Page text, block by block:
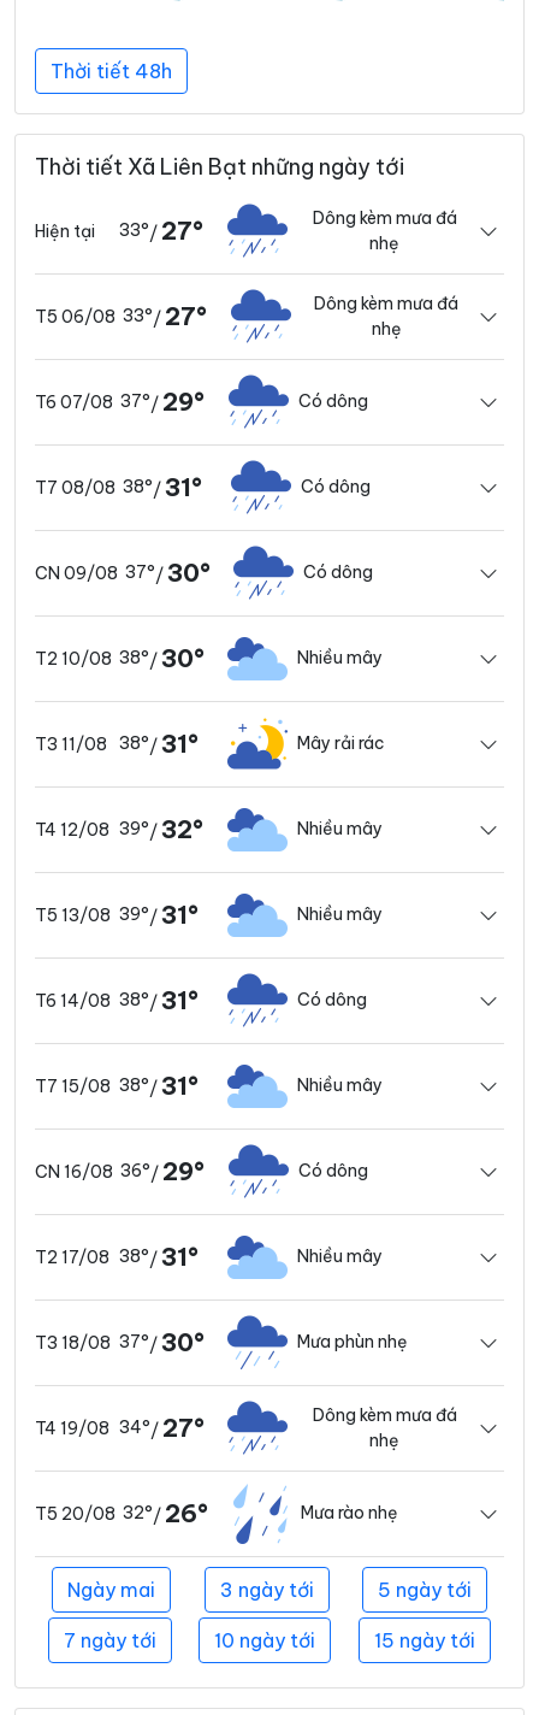
Thời tiết 48h
Thời tiết Xã Liên Bạt những ngày tới
Hiện tại 33°/ 27°
Dông kèm mưa đá
nhẹ
T5 06/08 33°/ 27°
Dông kèm mưa đá
nhẹ
T6 07/08 37°/ 29° Có dông
T7 08/08 38°/31° Có dông
CN 09/08 37°/30° Có dông
T2 10/08 38°/30° Nhiều mây
T3 11/08 38°/31° Mây rải rác
T4 12/08 39°/32° Nhiều mây
T5 13/08 39°/31° Nhiều mây
T6 14/08 38°/31° Có dông
T7 15/08 38°/31° Nhiều mây
CN 16/08 36°/ 29° Có dông
T2 17/08 38°/31° Nhiều mây
T3 18/08 37°/30° Mưa phùn nhẹ
T4 19/08 34°/ 27°
Dông kèm mưa đá
nhẹ
T5 20/08 32°/ 26° Mưa rào nhẹ
Ngày mai 3 ngày tới 5 ngày tới
7 ngày tới 10 ngày tới 15 ngày tới